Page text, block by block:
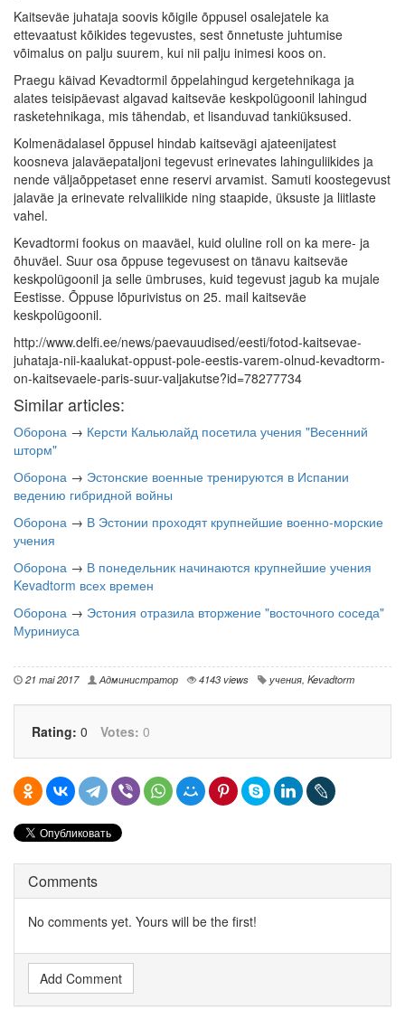
Kaitseväe juhataja soovis kõigile õppusel osalejatele ka
ettevaatust kõikides tegevustes, sest õnnetuste juhtumise
võimalus on palju suurem, kui nii palju inimesi koos on.
Praegu käivad Kevadtormil õppelahingud kergetehnikaga ja
alates teisipäevast algavad kaitseväe keskpolügoonil lahingud
rasketehnikaga, mis tähendab, et lisanduvad tankiüksused.
Kolmenädalasel õppusel hindab kaitsevägi ajateenijatest
koosneva jalaväepataljoni tegevust erinevates lahinguliikides ja
nende väljaõppetaset enne reservi arvamist. Samuti koostegevust
jalaväe ja erinevate relvaliikide ning staapide, üksuste ja liitlaste
vahel.
Kevadtormi fookus on maaväel, kuid oluline roll on ka mere- ja
õhuväel. Suur osa õppuse tegevusest on tänavu kaitseväe
keskpolügoonil ja selle ümbruses, kuid tegevust jagub ka mujale
Eestisse. Õppuse lõpurivistus on 25. mail kaitseväe
keskpolügoonil.
http://www.delfi.ee/news/paevauudised/eesti/fotod-kaitsevae-
juhataja-nii-kaalukat-oppust-pole-eestis-varem-olnud-kevadtorm-
on-kaitsevaele-paris-suur-valjakutse?id=78277734
Similar articles:
Оборона → Керсти Кальюлайд посетила учения "Весенний
шторм"
Оборона → Эстонские военные тренируются в Испании
ведению гибридной войны
Оборона → В Эстонии проходят крупнейшие военно-морские
учения
Оборона → В понедельник начинаются крупнейшие учения
Kevadtorm всех времен
Оборона → Эстония отразила вторжение "восточного соседа"
Муриниуса
21 mai 2017 Администратор 4143 views учения, Kevadtorm
Rating: 0 Votes: 0
Comments
No comments yet. Yours will be the first!
Add Comment